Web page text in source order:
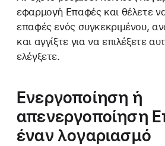
εφαρμογή Επαφές και θέλετε να
επαφές ενός συγκεκριμένου,
και αγγίξτε για να επιλέξετε
ελέγξετε.
Ενεργοποίηση ή
απενεργοποίηση
έναν λογαριασμό